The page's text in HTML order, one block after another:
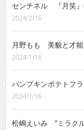
センチネル 『月笑』
2024/2/16
月野もも 美貌と才能
2024/1/16
パンプキンポテトフ
2024/1/16
松嶋えいみ “ミラク